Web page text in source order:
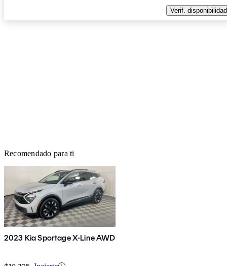
Verif. disponibilidad
Recomendado para ti
2023 Kia Sportage X-Line AWD